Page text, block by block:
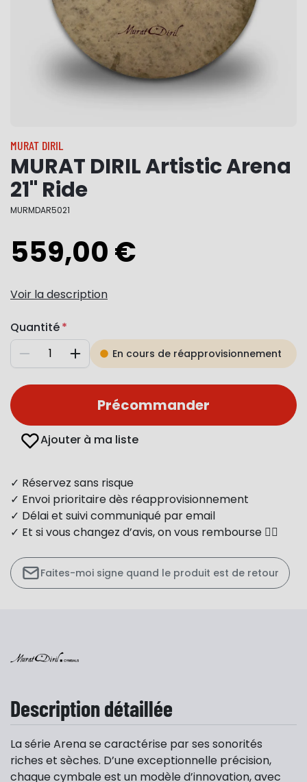
MURAT DIRIL
MURAT DIRIL Artistic Arena
21" Ride
MURMDAR5021
559,00 €
Voir la description
Quantité
Diminuer AugmenterEn cours de réapprovisionnement
Précommander
Ajouter à ma liste
✓ Réservez sans risque
✓ Envoi prioritaire dès réapprovisionnement
✓ Délai et suivi communiqué par email
✓ Et si vous changez d’avis, on vous rembourse 👍🏻
Faites-moi signe quand le produit est de retour
Description détaillée
La série Arena se caractérise par ses sonorités
riches et sèches. D’une exceptionnelle précision,
chaque cymbale est un modèle d’innovation, avec